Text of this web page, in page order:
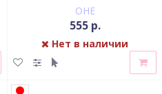
жесткости,оранж)
OHE
555 р.
Нет в наличии